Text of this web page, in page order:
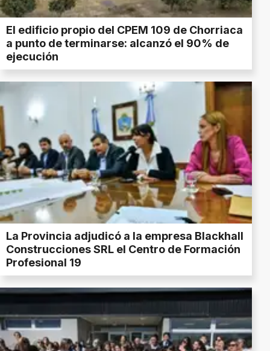
El edificio propio del CPEM 109 de Chorriaca
a punto de terminarse: alcanzó el 90% de
ejecución
La Provincia adjudicó a la empresa Blackhall
Construcciones SRL el Centro de Formación
Profesional 19